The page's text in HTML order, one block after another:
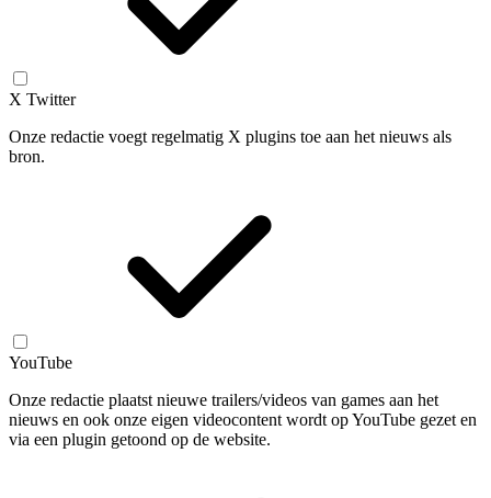
X Twitter
Onze redactie voegt regelmatig X plugins toe aan het nieuws als
bron.
YouTube
Onze redactie plaatst nieuwe trailers/videos van games aan het
nieuws en ook onze eigen videocontent wordt op YouTube gezet en
via een plugin getoond op de website.